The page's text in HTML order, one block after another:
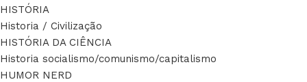
HISTÓRIA
Historia / Civilização
HISTÓRIA DA CIÊNCIA
Historia socialismo/comunismo/capitalismo
HUMOR NERD